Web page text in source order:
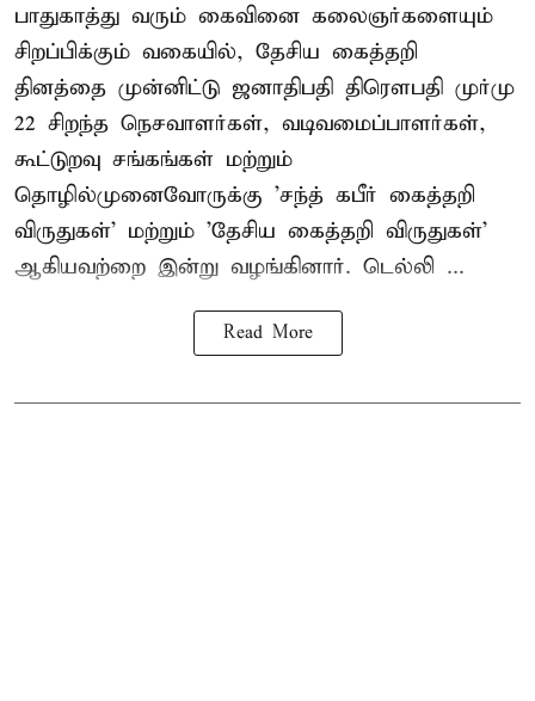
பாதுகாத்து வரும் கைவினை கலைஞர்களையும்
சிறப்பிக்கும் வகையில், தேசிய கைத்தறி
தினத்தை முன்னிட்டு ஜனாதிபதி திரௌபதி முர்மு
22 சிறந்த நெசவாளர்கள், வடிவமைப்பாளர்கள்,
கூட்டுறவு சங்கங்கள் மற்றும்
தொழில்முனைவோருக்கு 'சந்த் கபீர் கைத்தறி
விருதுகள்' மற்றும் 'தேசிய கைத்தறி விருதுகள்'
ஆகியவற்றை இன்று வழங்கினார். டெல்லி ...
Read More